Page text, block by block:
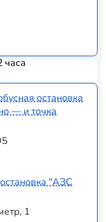
часа
остановка
— и точка
"АЗС
1